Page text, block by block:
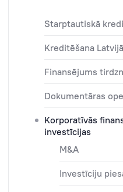
Starptautiskā
Kreditēšana Latvijā
Finansējums
Dokumentāras
Korporatīvās
investīcijas
M&A
Investīciju